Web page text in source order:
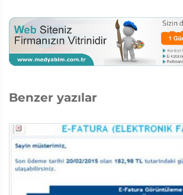
Benzer yazılar